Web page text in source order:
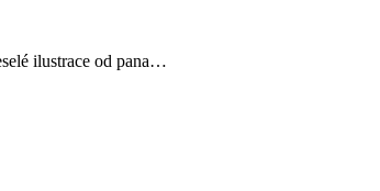
ilustrace od pana…